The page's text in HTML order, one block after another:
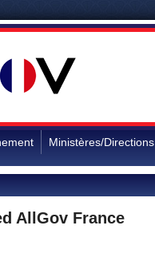
Ministères/Directions
AllGov France